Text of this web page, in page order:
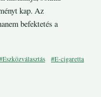
kap. Az
befektetés a
#E-cigaretta